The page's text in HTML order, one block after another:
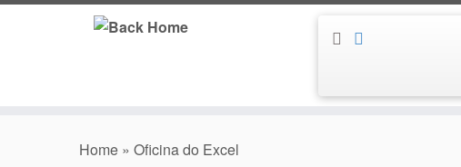
Skip
Home » Oficina do Excel